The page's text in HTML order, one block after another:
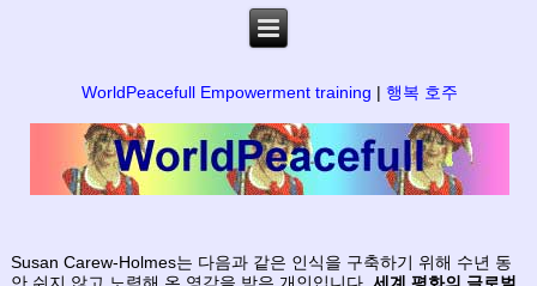
WorldPeacefull Empowerment training | 행복 호주
Susan Carew-Holmes는 다음과 같은 인식을 구축하기 위해 수년 동